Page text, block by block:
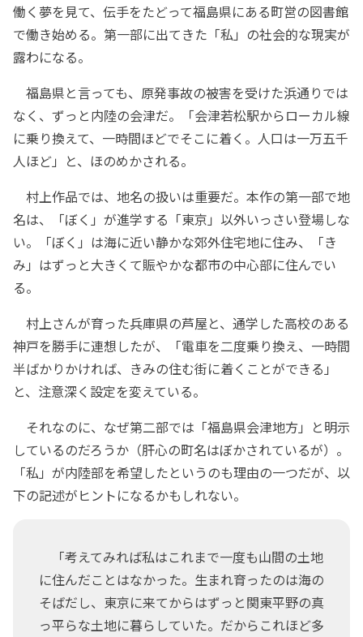
働く夢を見て、伝手をたどって福島県にある町営の図書館
で働き始める。第一部に出てきた「私」の社会的な現実が
露わになる。
福島県と言っても、原発事故の被害を受けた浜通りでは
なく、ずっと内陸の会津だ。「会津若松駅からローカル線
に乗り換えて、一時間ほどでそこに着く。人口は一万五千
人ほど」と、ほのめかされる。
村上作品では、地名の扱いは重要だ。本作の第一部で地
名は、「ぼく」が進学する「東京」以外いっさい登場しな
い。「ぼく」は海に近い静かな郊外住宅地に住み、「き
み」はずっと大きくて賑やかな都市の中心部に住んでい
る。
村上さんが育った兵庫県の芦屋と、通学した高校のある
神戸を勝手に連想したが、「電車を二度乗り換え、一時間
半ばかりかければ、きみの住む街に着くことができる」
と、注意深く設定を変えている。
それなのに、なぜ第二部では「福島県会津地方」と明示
しているのだろうか（肝心の町名はぼかされているが）。
「私」が内陸部を希望したというのも理由の一つだが、以
下の記述がヒントになるかもしれない。
「考えてみれば私はこれまで一度も山間の土地
に住んだことはなかった。生まれ育ったのは海の
そばだし、東京に来てからはずっと関東平野の真
っ平らな土地に暮らしていた。だからこれほど多